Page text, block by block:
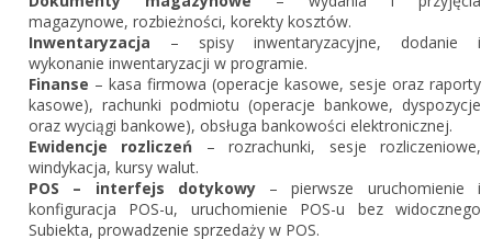
magazynowe, rozbieżności, korekty kosztów.
Inwentaryzacja – spisy inwentaryzacyjne, dodanie i
wykonanie inwentaryzacji w programie.
Finanse – kasa firmowa (operacje kasowe, sesje oraz raporty
kasowe), rachunki podmiotu (operacje bankowe, dyspozycje
oraz wyciągi bankowe), obsługa bankowości elektronicznej.
Ewidencje rozliczeń – rozrachunki, sesje rozliczeniowe,
windykacja, kursy walut.
POS – interfejs dotykowy – pierwsze uruchomienie i
konfiguracja POS-u, uruchomienie POS-u bez widocznego
Subiekta, prowadzenie sprzedaży w POS.